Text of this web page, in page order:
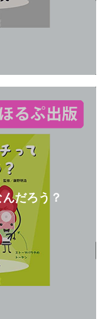
だろう？